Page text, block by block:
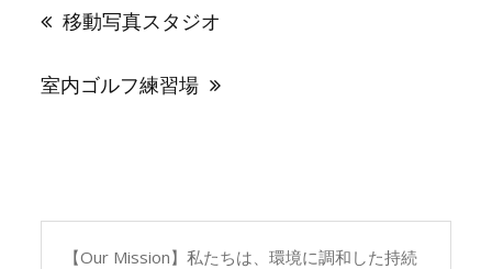
ナ
ゲ
移動写真スタジオ
室内ゴルフ練習場
【Our Mission】私たちは、環境に調和した持続